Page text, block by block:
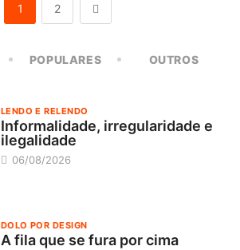
1 2
POPULARES OUTROS
LENDO E RELENDO
Informalidade, irregularidade e
ilegalidade
06/08/2026
DOLO POR DESIGN
A fila que se fura por cima